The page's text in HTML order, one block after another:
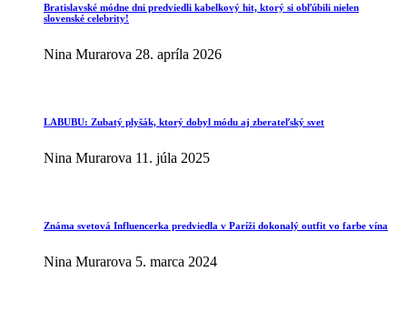
Bratislavské módne dni predviedli kabelkový hit, ktorý si obľúbili nielen
slovenské celebrity!
Nina Murarova 28. apríla 2026
LABUBU: Zubatý plyšák, ktorý dobyl módu aj zberateľský svet
Nina Murarova 11. júla 2025
Známa svetová Influencerka predviedla v Paríži dokonalý outfit vo farbe vína
Nina Murarova 5. marca 2024